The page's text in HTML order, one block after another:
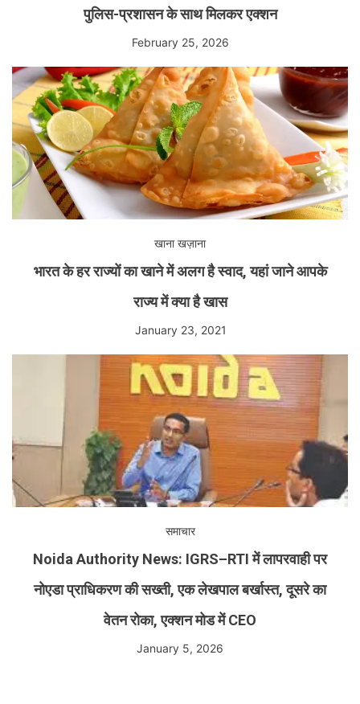
पुलिस-प्रशासन के साथ मिलकर एक्शन
February 25, 2026
खाना खज़ाना
भारत के हर राज्यों का खाने में अलग है स्वाद, यहां जाने आपके
राज्य में क्या है खास
January 23, 2021
समाचार
Noida Authority News: IGRS–RTI में लापरवाही पर
नोएडा प्राधिकरण की सख्ती, एक लेखपाल बर्खास्त, दूसरे का
वेतन रोका, एक्शन मोड में CEO
January 5, 2026